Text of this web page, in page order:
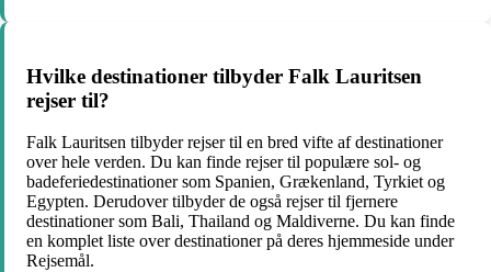
Hvilke destinationer tilbyder Falk Lauritsen
rejser til?
Falk Lauritsen tilbyder rejser til en bred vifte af destinationer
over hele verden. Du kan finde rejser til populære sol- og
badeferiedestinationer som Spanien, Grækenland, Tyrkiet og
Egypten. Derudover tilbyder de også rejser til fjernere
destinationer som Bali, Thailand og Maldiverne. Du kan finde
en komplet liste over destinationer på deres hjemmeside under
Rejsemål.